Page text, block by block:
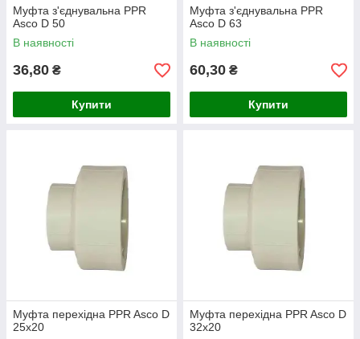
Муфта з'єднувальна PPR
Asco D 50
В наявності
36,80 ₴
Купити
Муфта з'єднувальна PPR
Asco D 63
В наявності
60,30 ₴
Купити
Муфта перехідна PPR Asco D
25х20
Муфта перехідна PPR Asco D
32х20